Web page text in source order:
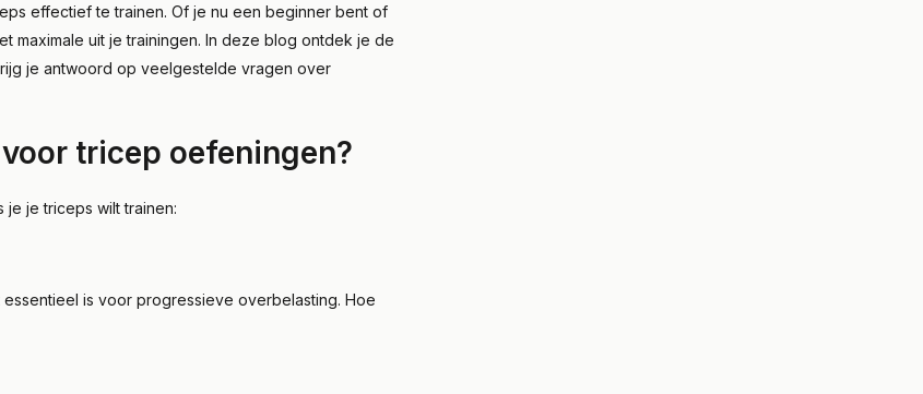
effectief te trainen. Of je nu een beginner bent of
maximale uit je trainingen. In deze blog ontdek je de
je antwoord op veelgestelde vragen over
tricep oefeningen?
je triceps wilt trainen:
is voor progressieve overbelasting. Hoe